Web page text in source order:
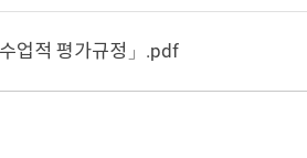
업적 평가규정」.pdf